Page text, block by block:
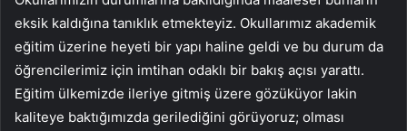
eksik kaldığına tanıklık etmekteyiz. Okullarımız akademik
eğitim üzerine heyeti bir yapı haline geldi ve bu durum da
öğrencilerimiz için imtihan odaklı bir bakış açısı yarattı.
Eğitim ülkemizde ileriye gitmiş üzere gözüküyor lakin
kaliteye baktığımızda gerilediğini görüyoruz; olması